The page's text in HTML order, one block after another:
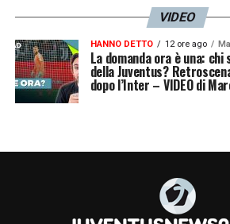
di essere al servizio di una
oltre il campo, e una maglia
la nostra Italia. Un grande in
per il tuo futuro, umano e
VIDEO
HANNO DETTO 12 ore ago
La domanda ora è una:
della Juventus?
dopo l’Inter – VIDEO di